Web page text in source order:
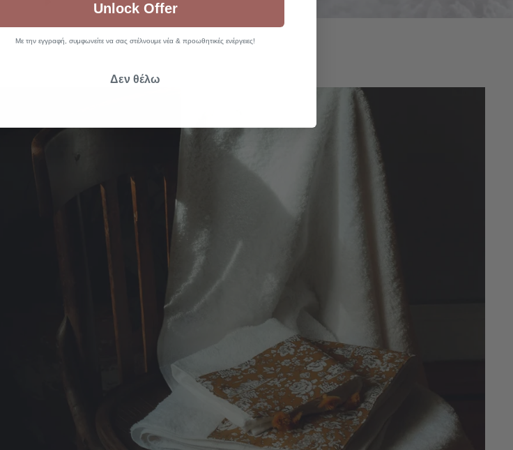
Unlock Offer
Με την εγγραφή, συμφωνείτε να σας στέλνουμε νέα & προωθητικές ενέργειες!
Δεν θέλω